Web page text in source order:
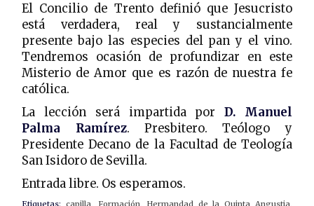
El Concilio de Trento definió que Jesucristo
está verdadera, real y sustancialmente
presente bajo las especies del pan y el vino.
Tendremos ocasión de profundizar en este
Misterio de Amor que es razón de nuestra fe
católica.
La lección será impartida porD. Manuel
Palma Ramírez. Presbitero. Teólogo y
Presidente Decano de la Facultad de Teología
San Isidoro de Sevilla.
Entrada libre. Os esperamos.
Etiquetas: capilla Formación Hermandad de la Quinta Angustia